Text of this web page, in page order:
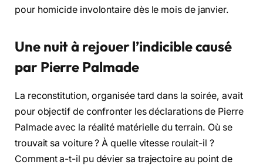
pour homicide involontaire dès le mois de janvier.
Une nuit à rejouer l’indicible causé
par Pierre Palmade
La reconstitution, organisée tard dans la soirée, avait
pour objectif de confronter les déclarations de Pierre
Palmade avec la réalité matérielle du terrain. Où se
trouvait sa voiture ? À quelle vitesse roulait-il ?
Comment a-t-il pu dévier sa trajectoire au point de